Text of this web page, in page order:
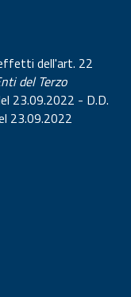
dell'art. 22
del Terzo
23.09.2022 - D.D.
23.09.2022